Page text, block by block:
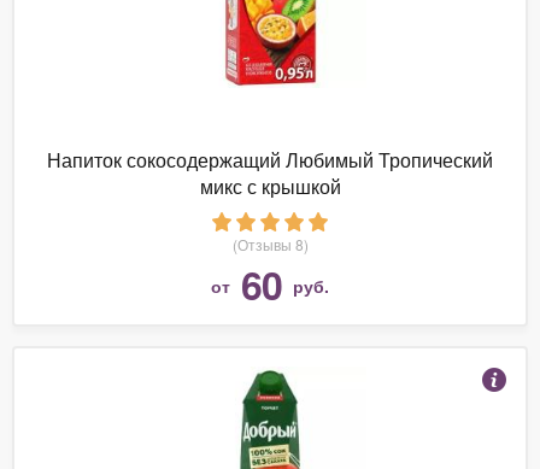
Напиток сокосодержащий Любимый Тропический
микс с крышкой
(Отзывы 8)
от 60 руб.